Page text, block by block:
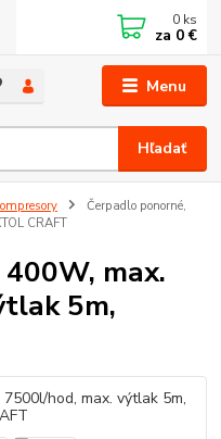
Menu
Hľadať
0 ks
za 0 €
Čerpadlo ponorné,
CRAFT
max.
5m,